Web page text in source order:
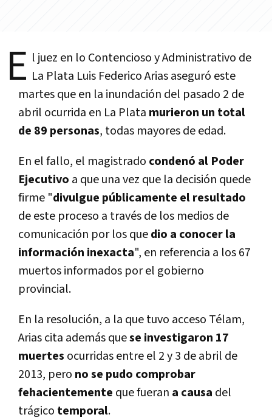
E l juez en lo Contencioso y Administrativo de
La Plata Luis Federico Arias aseguró este
martes que en la inundación del pasado 2 de
abril ocurrida en La Plata murieron un total
de 89 personas, todas mayores de edad.
En el fallo, el magistrado condenó al Poder
Ejecutivo a que una vez que la decisión quede
firme "divulgue públicamente el resultado
de este proceso a través de los medios de
comunicación por los quedio a conocer la
información inexacta", en referencia a los 67
muertos informados por el gobierno
provincial.
En la resolución, a la que tuvo acceso Télam,
Arias cita además quese investigaron 17
muertes ocurridas entre el 2 y 3 de abril de
2013, pero no se pudo comprobar
fehacientemente que fueran a causa del
trágico temporal.